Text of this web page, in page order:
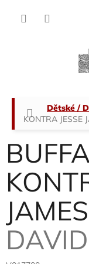
Domů
Dětské /
KONTRA JESSE
JAMES
DAVID